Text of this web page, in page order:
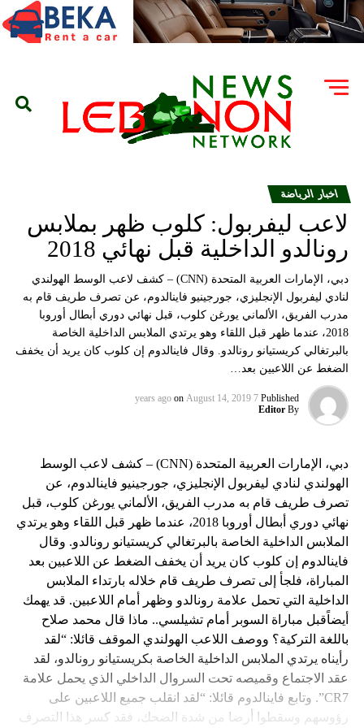
اخبار الرياضة
لاعب ليفربول: كلوب ظهر بملابس
رونالدو الداخلية قبل نهائي 2018
دبي، الإمارات العربية المتحدة (CNN) – كشف لاعب الوسط الهولندي
لنادي ليفربول الإنجليزي، جورجينيو فاينالدوم، عن تصرف طريف قام به
مدرب الفريق، الألماني يورغن كلوب، قبل نهائي دوري أبطال أوروبا
2018، عندما ظهر قبل اللقاء وهو يرتدي الملابس الداخلية الخاصة
بالبرتغالي كريستيانو رونالدو. وقال فاينالدوم إن كلوب كان يريد أن يخفف
الضغط عن اللاعبين بعد…
Published
7 years ago
on August 14, 2019
By
Editor
دبي، الإمارات العربية المتحدة (CNN) – كشف لاعب الوسط
الهولندي لنادي ليفربول الإنجليزي، جورجينيو فاينالدوم، عن
تصرف طريف قام به مدرب الفريق، الألماني يورغن كلوب، قبل
نهائي دوري أبطال أوروبا 2018، عندما ظهر قبل اللقاء وهو يرتدي
الملابس الداخلية الخاصة بالبرتغالي كريستيانو رونالدو. وقال
فاينالدوم إن كلوب كان يريد أن يخفف الضغط عن اللاعبين بعد
المباراة، فلجأ إلى تصرف طريف قام خلاله بارتداء الملابس
الداخلية التي تحمل علامة رونالدو وظهر أمام اللاعبين. قد يهمك
أيضاًقبل مباراة السوبر أمام تشيلسي.. ماذا قال محمد صلاح
باللغة التركية؟ ووصف اللاعب الهولندي الموقف قائلا: “لقد
رأيناه يرتدي الملابس الداخلية الخاصة بكريستيانو رونالدو، لقد
عقد الاجتماع وقميصه تحت السروال الداخلي الذي يحمل علامة
CR7”. وتابع فاينالدوم قائلا: “لقد انقلب جميع اللاعبين على
رؤوسهم وسقطوا أرضا من شدة الضحك، فقد كسر هذا التصرف